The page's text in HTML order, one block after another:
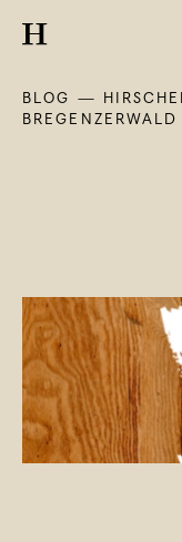
BLOG —
BREGENZERWALD